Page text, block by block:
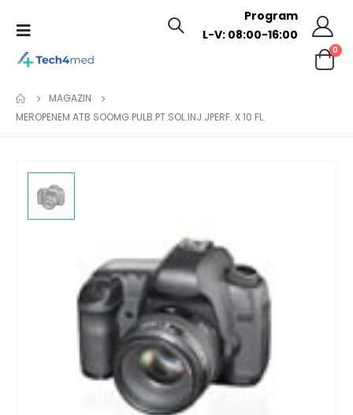
Program
L-V: 08:00-16:00
0
MAGAZIN
MEROPENEM ATB SOOMG PULB.PT.SOL.INJ.JPERF. X 10 FL.